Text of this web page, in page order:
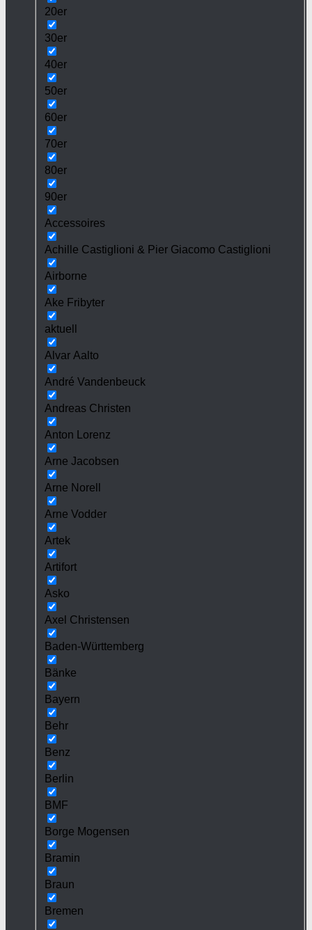
20er
30er
40er
50er
60er
70er
80er
90er
Accessoires
Achille Castiglioni & Pier Giacomo Castiglioni
Airborne
Ake Fribyter
aktuell
Alvar Aalto
André Vandenbeuck
Andreas Christen
Anton Lorenz
Arne Jacobsen
Arne Norell
Arne Vodder
Artek
Artifort
Asko
Axel Christensen
Baden-Württemberg
Bänke
Bayern
Behr
Benz
Berlin
BMF
Borge Mogensen
Bramin
Braun
Bremen